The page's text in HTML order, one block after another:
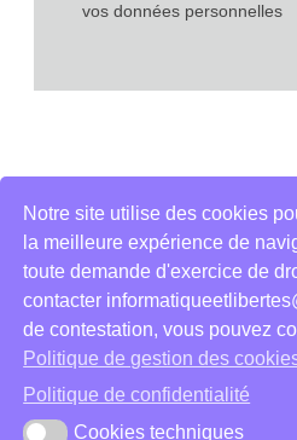
vos données personnelles
Notre site utilise des cookies
la meilleure expérience de
toute demande d'exercice de
contacter
de contestation, vous pouvez
Politique de gestion des
Politique de confidentialité
Cookies techniques
Cookies techniques